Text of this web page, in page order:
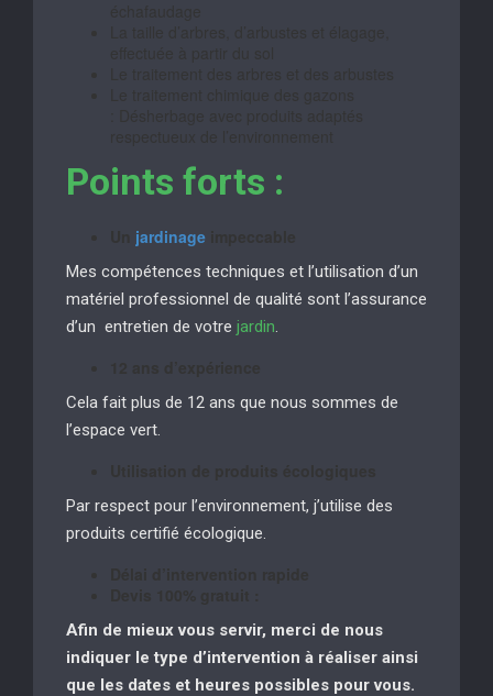
Points forts :
jardinage
Mes compétences techniques et l’utilisation d’un
matériel professionnel de qualité sont l’assurance
d’un entretien de votre jardin.
Cela fait plus de 12 ans que nous sommes de
l’espace vert.
Par respect pour l’environnement, j’utilise des
produits certifié écologique.
Afin de mieux vous servir, merci de nous
indiquer le type d’intervention à réaliser ainsi
que les dates et heures possibles pour vous.